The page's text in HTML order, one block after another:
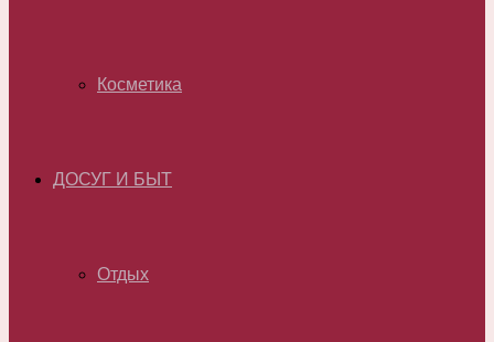
Косметика
ДОСУГ И БЫТ
Отдых